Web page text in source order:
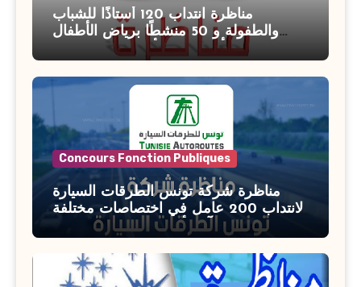
مناظرة انتداب 120 أستاذًا للشباب
والطفولة و 50 منشطًا برياض الأطفال
بوزارة الأسرة والمرأة والطفولة وكبار
Concours Fonction Publiques
مناظرة شركة تونس الطرقات السيارة
لانتداب 200 عامل في اختصاصات مختلفة
آخر أجل : 21 جويلية 2026